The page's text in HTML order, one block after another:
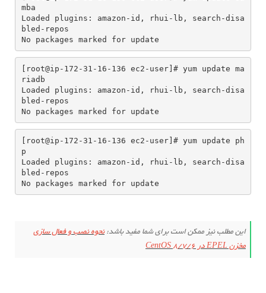
mba
Loaded plugins: amazon-id, rhui-lb, search-disa
bled-repos
No packages marked for update
[root@ip-172-31-16-136 ec2-user]# yum update ma
riadb
Loaded plugins: amazon-id, rhui-lb, search-disa
bled-repos
No packages marked for update
[root@ip-172-31-16-136 ec2-user]# yum update ph
p
Loaded plugins: amazon-id, rhui-lb, search-disa
bled-repos
No packages marked for update
این مطلب نیز ممکن است برای شما مفید باشد: نحوه نصب و فعال سازی
مخزن EPEL در CentOS 8/7/6